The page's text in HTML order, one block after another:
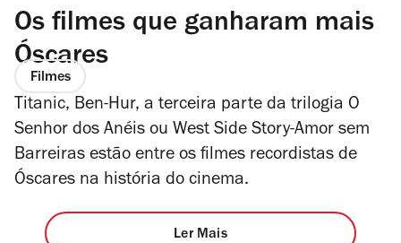
Os filmes que ganharam mais
Óscares
Filmes
Titanic, Ben-Hur, a terceira parte da trilogia O
Senhor dos Anéis ou West Side Story-Amor sem
Barreiras estão entre os filmes recordistas de
Óscares na história do cinema.
Ler Mais